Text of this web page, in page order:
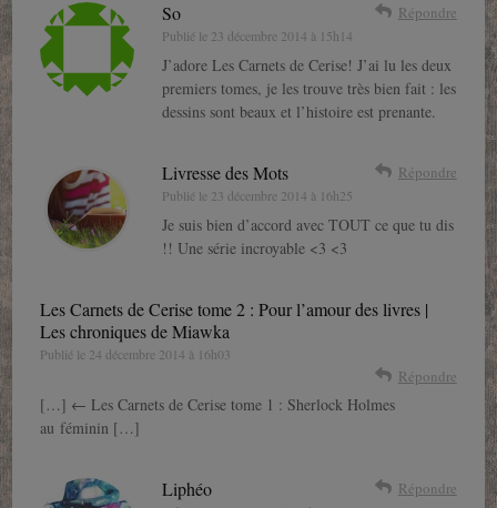
So
Publié le 23 décembre 2014 à 15h14
Répondre
J’adore Les Carnets de Cerise! J’ai lu les deux
premiers tomes, je les trouve très bien fait : les
dessins sont beaux et l’histoire est prenante.
Livresse des Mots
Publié le 23 décembre 2014 à 16h25
Répondre
Je suis bien d’accord avec TOUT ce que tu dis
!! Une série incroyable <3 <3
Les Carnets de Cerise tome 2 : Pour l’amour des livres |
Les chroniques de Miawka
Publié le 24 décembre 2014 à 16h03
Répondre
[…] ← Les Carnets de Cerise tome 1 : Sherlock Holmes
au féminin […]
Liphéo Répondre